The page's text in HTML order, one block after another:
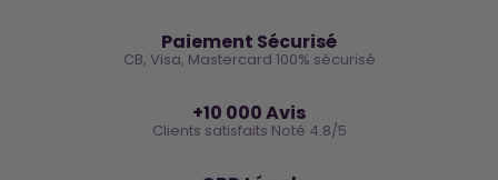
Paiement Sécurisé
CB, Visa, Mastercard 100% sécurisé
+10 000 Avis
Clients satisfaits Noté 4.8/5